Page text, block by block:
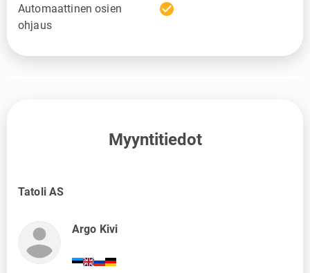
Automaattinen osien
ohjaus
check_circle
Myyntitiedot
Tatoli AS
Argo Kivi